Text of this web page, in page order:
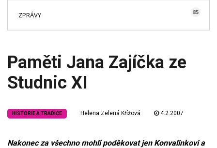
ZPRÁVY 85
Paměti Jana Zajíčka ze
Studnic XI
HISTORIE A TRADICE Helena Zelená Křížová 4.2.2007
Nakonec za všechno mohli poděkovat jen Konvalinkovi a